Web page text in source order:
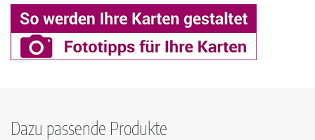
Dazu passende Produkte